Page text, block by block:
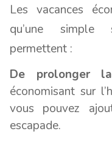
Les vacances
qu’une simple
permettent :
De prolonger
économisant sur
vous pouvez
escapade.